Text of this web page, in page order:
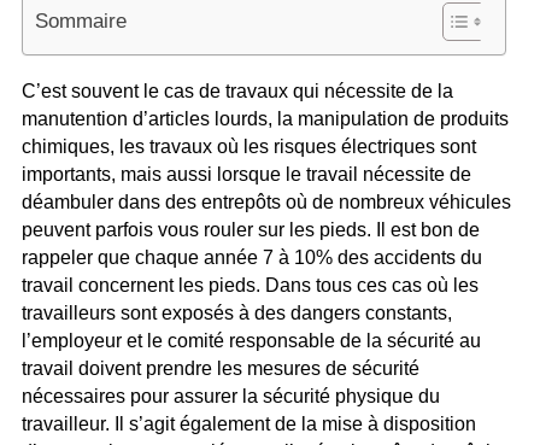
Sommaire
C’est souvent le cas de travaux qui nécessite de la
manutention d’articles lourds, la manipulation de produits
chimiques, les travaux où les risques électriques sont
importants, mais aussi lorsque le travail nécessite de
déambuler dans des entrepôts où de nombreux véhicules
peuvent parfois vous rouler sur les pieds. Il est bon de
rappeler que chaque année 7 à 10% des accidents du
travail concernent les pieds. Dans tous ces cas où les
travailleurs sont exposés à des dangers constants,
l’employeur et le comité responsable de la sécurité au
travail doivent prendre les mesures de sécurité
nécessaires pour assurer la sécurité physique du
travailleur. Il s’agit également de la mise à disposition